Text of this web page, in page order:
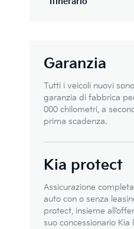
Garanzia
Tutti i veicoli nuovi
garanzia di fabbrica
000 chilometri, a
prima scadenza.
Kia protect
Assicurazione
auto con o senza
protect, insieme
suo concessionario Kia